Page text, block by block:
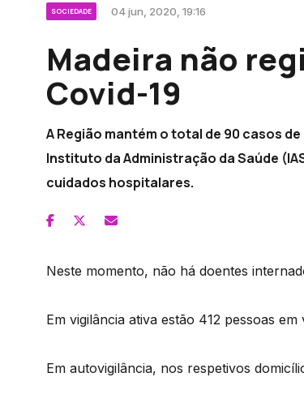
SOCIEDADE 04 jun, 2020, 19:16
Madeira não
Covid-19
A Região mantém o total de 90 casos
Instituto da Administração da Saúde
cuidados hospitalares.
Neste momento, não há doentes
Em vigilância ativa estão 412 pessoas em
Em autovigilância, nos respetivos